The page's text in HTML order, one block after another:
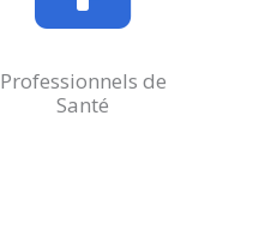
Professionnels de
Santé